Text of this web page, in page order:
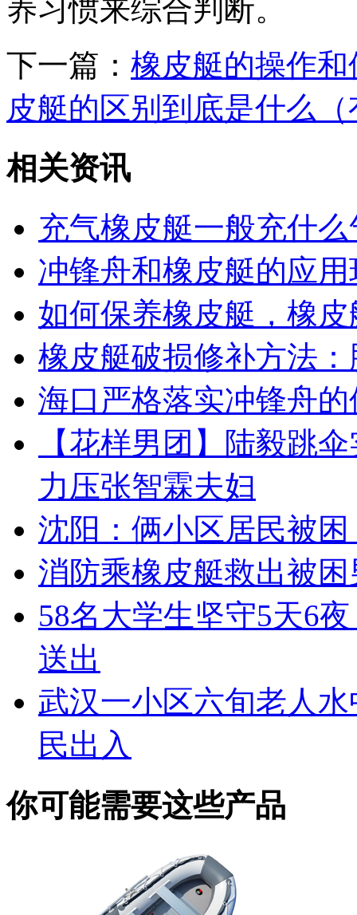
养习惯来综合判断。
下一篇： 橡皮艇的操作
皮艇的区别到底是什么
相关资讯
充气橡皮艇一般充什
冲锋舟和橡皮艇的应
如何保养橡皮艇，橡
橡皮艇破损修补方法
海口严格落实冲锋舟
【花样男团】陆毅跳
力压张智霖夫妇
沈阳：俩小区居民被
消防乘橡皮艇救出被困
58名大学生坚守5天6
送出
武汉一小区六旬老人
民出入
你可能需要这些产品